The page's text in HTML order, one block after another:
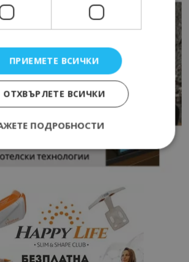
ПРИЕМЕТЕ ВСИЧКИ
ОТХВЪРЛЕТЕ ВСИЧКИ
ПОДРОБНОСТИ
Функционалност
бисквитки позволяват
функционалност на уебсайта, като
влизане и управление на
Уебсайтът не може да се използва
без строго необходими бисквитки.